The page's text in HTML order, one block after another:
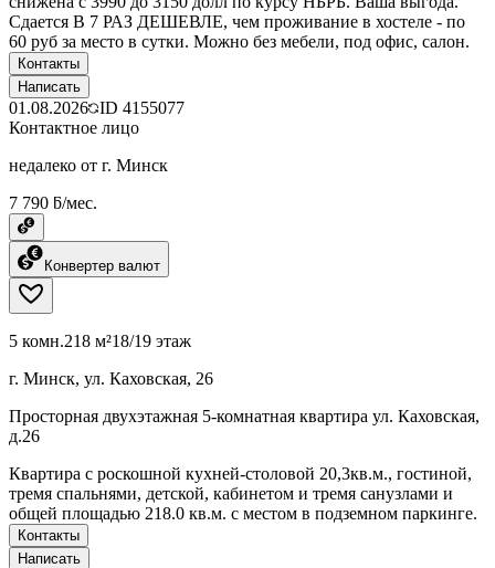
Сдается В 7 РАЗ ДЕШЕВЛЕ, чем проживание в хостеле - по
60 руб за место в сутки. Можно без мебели, под офис, салон.
Контакты
Написать
01.08.2026 ID 4155077
Контактное лицо
недалеко от г. Минск
7 790 ƃ/мес.
Конвертер валют
5 комн.218 м²18/19 этаж
г. Минск, ул. Каховская, 26
Просторная двухэтажная 5-комнатная квартира ул. Каховская,
д.26
Квартира с роскошной кухней-столовой 20,3кв.м., гостиной,
тремя спальнями, детской, кабинетом и тремя санузлами и
общей площадью 218.0 кв.м. с местом в подземном паркинге.
Контакты
Написать